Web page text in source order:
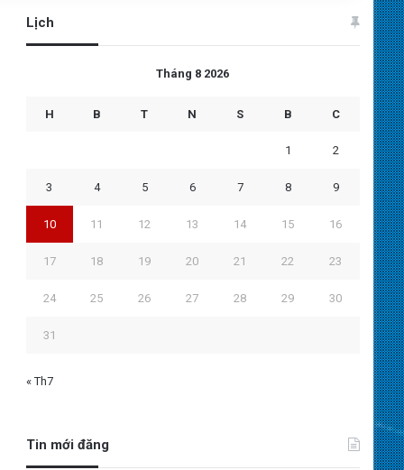
Lịch
Tháng 8 2026
H B T N S B C
1 2
3 4 5 6 7 8 9
10 11 12 13 14 15 16
17 18 19 20 21 22 23
24 25 26 27 28 29 30
31
« Th7
Tin mới đăng